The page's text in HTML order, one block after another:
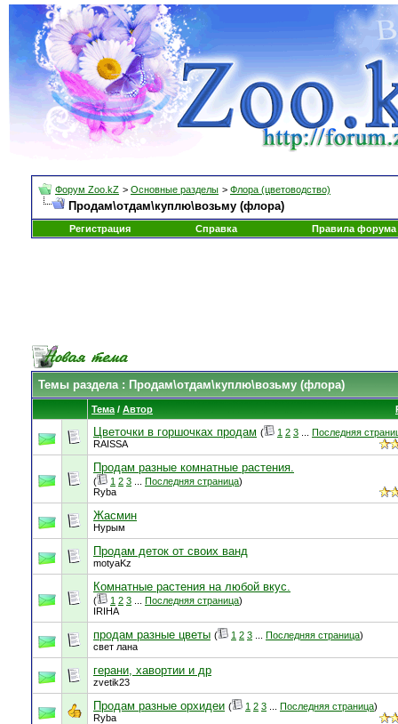
Форум Zoo.kZ > Основные разделы > Флора (цветоводство)
Продам\отдам\куплю\возьму (флора)
Регистрация Справка Правила форума
Темы раздела: Продам\отдам\куплю\возьму (флора)
Тема / Автор
Цветочки в горшочках продам ( 1 2 3
Последняя
RAISSA
Продам разные комнатные растения.
( 1 2 3 Последняя страница)
Ryba
Жасмин
Нурым
Продам деток от своих ванд
motyaKz
Комнатные растения на любой вкус.
( 1 2 3 Последняя страница)
IRIHA
продам разные цветы ( 1 2 3 Последняя страница)
свет лана
герани, хавортии и др
zvetik23
Продам разные орхидеи ( 1 2 3 Последняя страница)
Ryba